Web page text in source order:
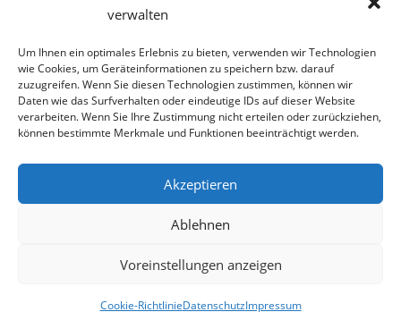
verwalten
Um Ihnen ein optimales Erlebnis zu bieten, verwenden wir Technologien
wie Cookies, um Geräteinformationen zu speichern bzw. darauf
zuzugreifen. Wenn Sie diesen Technologien zustimmen, können wir
Daten wie das Surfverhalten oder eindeutige IDs auf dieser Website
verarbeiten. Wenn Sie Ihre Zustimmung nicht erteilen oder zurückziehen,
können bestimmte Merkmale und Funktionen beeinträchtigt werden.
Akzeptieren
Ablehnen
Voreinstellungen anzeigen
Cookie-RichtlinieDatenschutzImpressum
Nach Preis filtern
Kategorie
auswählen
Datenschutz
Haftungsausschluss
Copyright 2023 - DT COLLECTION